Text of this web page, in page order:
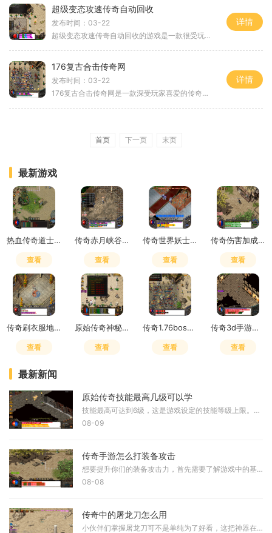
超级变态攻速传奇自动回收
发布时间：03-22
超级变态攻速传奇自动回收的游戏是一款很受玩家喜爱的战斗游戏。本游戏以传奇为基础，结合了超强的攻速和自动回收系统，使得游戏的战斗体验更加刺激和畅快。下面就让我们一起
详情
176复古合击传奇网
发布时间：03-22
176复古合击传奇网是一款深受玩家喜爱的传奇网络游戏。它以独特的游戏机制和丰富的游戏内容吸引了无数玩家的关注和参与。在176复古合击传奇网中，玩家可以像战士、法师和道士这
详情
首页 下一页 末页
最新游戏
热血传奇道士嗜血术吸多少血
查看
传奇赤月峡谷广场药店在哪
查看
传奇世界妖士有元神吗
查看
传奇伤害加成和致命一击哪个好用
查看
传奇刷衣服地点怎么去
查看
原始传奇神秘之石在哪里获得
查看
传奇1.76boss掉落
查看
传奇3d手游是赛季制吗怎么玩
查看
最新新闻
原始传奇技能最高几级可以学
技能最高可达到6级，这是游戏设定的技能等级上限。玩家需要通过不断使用技能来积累熟练度，才能逐步提升技能等级。常规技能的熟练度增长机制是每次使用增加1点熟练度，而带有冷
08-09
传奇手游怎么打装备攻击
想要提升你们的装备攻击力，首先需要了解游戏中的基础提升途径。在传奇手游中，装备是直接决定角色输出能力的关键因素，我们可以通过打怪、挑战副本BOSS和参与各种活动来获取更
08-08
传奇中的屠龙刀怎么用
小伙伴们掌握屠龙刀可不是单纯为了好看，这把神器在传奇世界里代表着极致的力量和地位，想要发挥它的真正威力，你需要了解它的基础使用方式，首先当你获得屠龙刀要做的第一件